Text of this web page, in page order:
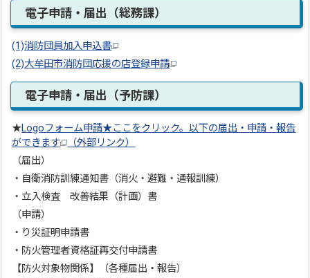
電子申請・届出（総務課）
(1)消防団員加入申込書
(2)大牟田市消防団応援の店登録申請
電子申請・届出（予防課）
★Logoフォーム申請★ここをクリック。以下の届出・申請・報告
ができます
（外部リンク）
（届出）
・自衛消防訓練通知書（消火・避難・通報訓練）
・立入検査 改善結果（計画）書
（申請）
・り災証明申請書
・防火管理者資格証再交付申請書
【防火対象物関係】（各種届出・報告）